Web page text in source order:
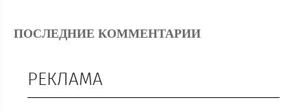
ПОСЛЕДНИЕ КОММЕНТАРИИ
РЕКЛАМА